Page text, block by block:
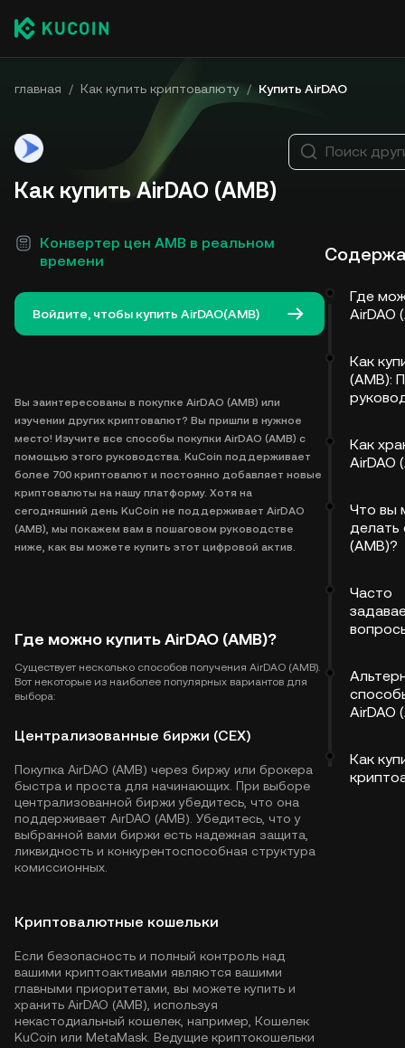
главная / Как купить криптовалюту / Купить AirDAO
Как купить AirDAO (AMB)
Конвертер цен AMB в реальном
времени
Войдите, чтобы купить AirDAO(AMB)
Вы заинтересованы в покупке AirDAO (AMB) или
изучении других криптовалют? Вы пришли в нужное
место! Изучите все способы покупки AirDAO (AMB) с
помощью этого руководства. KuCoin поддерживает
более 700 криптовалют и постоянно добавляет новые
криптовалюты на нашу платформу. Хотя на
сегодняшний день KuCoin не поддерживает AirDAO
(AMB), мы покажем вам в пошаговом руководстве
ниже, как вы можете купить этот цифровой актив.
Где можно купить AirDAO (AMB)?
Существует несколько способов получения AirDAO (AMB).
Вот некоторые из наиболее популярных вариантов для
выбора:
Централизованные биржи (CEX)
Покупка AirDAO (AMB) через биржу или брокера
быстра и проста для начинающих. При выборе
централизованной биржи убедитесь, что она
поддерживает AirDAO (AMB). Убедитесь, что у
выбранной вами биржи есть надежная защита,
ликвидность и конкурентоспособная структура
комиссионных.
Криптовалютные кошельки
Если безопасность и полный контроль над
вашими криптоактивами являются вашими
главными приоритетами, вы можете купить и
хранить AirDAO (AMB), используя
некастодиальный кошелек, например, Кошелек
KuCoin или MetaMask. Ведущие криптокошельки
Поиск
Где
AirDAO
Как
(AMB):
Как
AirDAO
Что вы
делать
(AMB)?
Часто
AirDAO
Как